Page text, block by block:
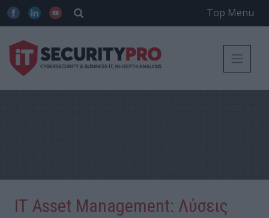
Top Menu
ΙΤ Asset Μanagement: Λύσεις